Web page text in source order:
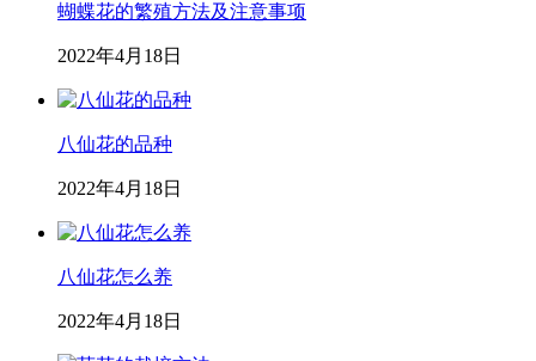
蝴蝶花的繁殖方法及注意事项
2022年4月18日
八仙花的品种
2022年4月18日
八仙花怎么养
2022年4月18日